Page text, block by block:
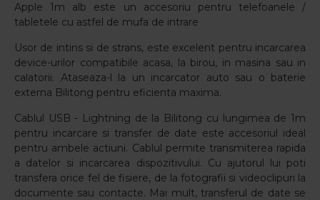
Apple 1m alb este un accesoriu pentru telefoanele /
tabletele cu astfel de mufa de intrare
Usor de intins si de strans, este excelent pentru incarcarea
device-urilor compatibile acasa, la birou, in masina sau in
calatorii. Ataseaza-l la un incarcator auto sau o baterie
externa Bilitong pentru eficienta maxima.
Cablul USB - Lightning de la Bilitong cu lungimea de 1m
pentru incarcare si transfer de date este accesoriul ideal
pentru ambele actiuni. Cablul permite transmiterea rapida
a datelor si incarcarea dispozitivului. Cu ajutorul lui poti
transfera orice fel de fisiere, de la fotografii si videoclipuri la
documente sau contacte. Mai mult, transferul de date se